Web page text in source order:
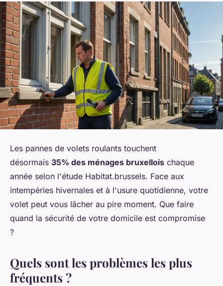
Les pannes de volets roulants touchent
désormais 35% des ménages bruxellois chaque
année selon l'étude Habitat.brussels. Face aux
intempéries hivernales et à l'usure quotidienne, votre
volet peut vous lâcher au pire moment. Que faire
quand la sécurité de votre domicile est compromise
?
Quels sont les problèmes les plus
fréquents ?